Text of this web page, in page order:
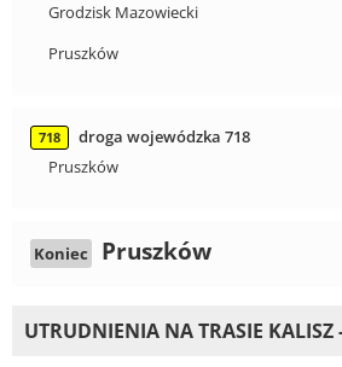
Grodzisk Mazowiecki
Pruszków
718
droga wojewódzka 718
Pruszków
Koniec Pruszków
UTRUDNIENIA NA TRASIE KALISZ